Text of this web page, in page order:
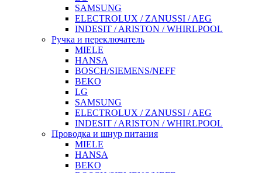
SAMSUNG
ELECTROLUX / ZANUSSI / AEG
INDESIT / ARISTON / WHIRLPOOL
Ручка и переключатель
MIELE
HANSA
BOSCH/SIEMENS/NEFF
BEKO
LG
SAMSUNG
ELECTROLUX / ZANUSSI / AEG
INDESIT / ARISTON / WHIRLPOOL
Проводка и шнур питания
MIELE
HANSA
BEKO